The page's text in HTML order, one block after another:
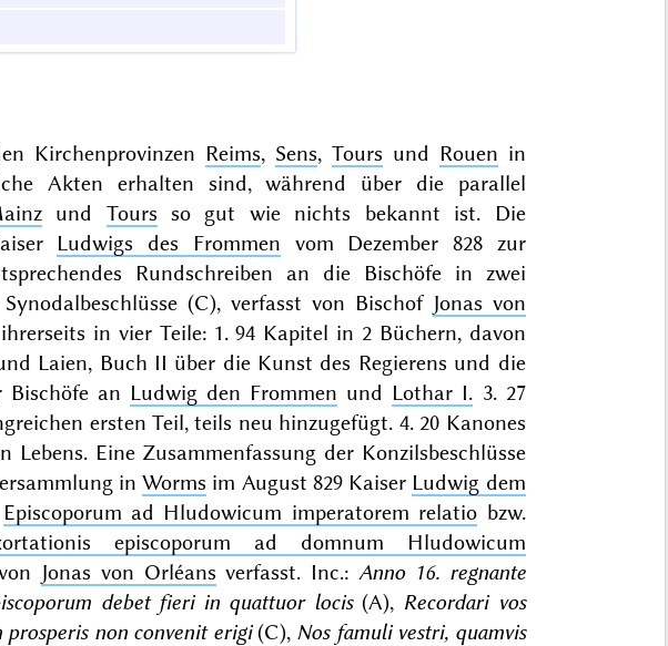
Kirchenprovinzen Reims, Sens, Tours und Rouen in
Akten erhalten sind, während über die parallel
und Tours so gut wie nichts bekannt ist. Die
Ludwigs des Frommen vom Dezember 828 zur
Rundschreiben an die Bischöfe in zwei
(C), verfasst von Bischof Jonas von
in vier Teile: 1. 94 Kapitel in 2 Büchern, davon
Laien, Buch II über die Kunst des Regierens und die
an Ludwig den Frommen und Lothar I. 3. 27
ersten Teil, teils neu hinzugefügt. 4. 20 Kanones
Lebens. Eine Zusammenfassung der Konzilsbeschlüsse
inWorms im August 829 Kaiser Ludwig dem
Episcoporum ad Hludowicum imperatorem relatio bzw.
episcoporum ad domnum Hludowicum
Jonas von Orléans verfasst. Inc.:Anno 16. regnante
debet fieri in quattuor locis(A), Recordari vos
non convenit erigi(C), Nos famuli vestri, quamvis